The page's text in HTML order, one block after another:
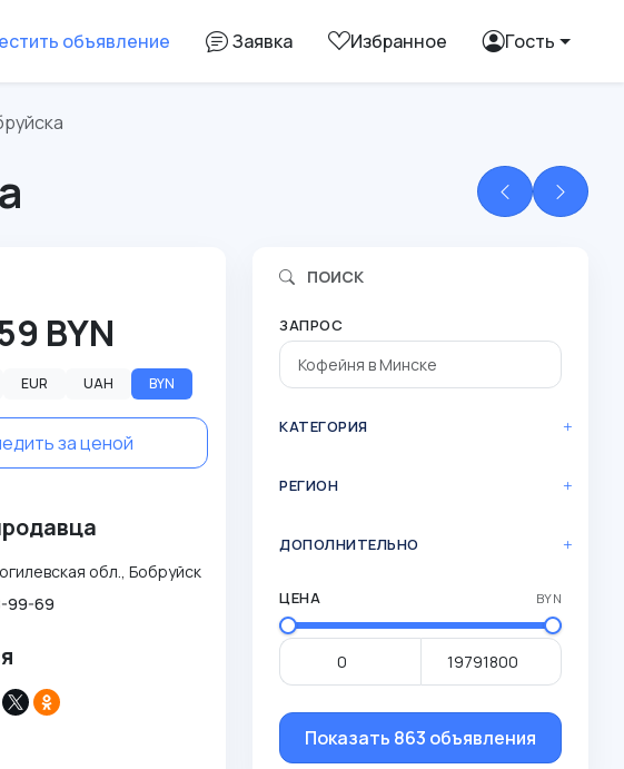
объявление Заявка Избранное Гость
ЗАПРОС
КАТЕГОРИЯ
РЕГИОН
ДОПОЛНИТЕЛЬНО
ЦЕНА BYN
Показать 863 объявления
ПОИСК
BYN
EUR UAH BYN
за ценой
обл., Бобруйск
99-69